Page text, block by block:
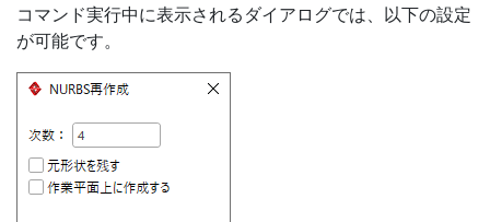
コマンド実行中に表示されるダイアログでは、以下の設定
が可能です。